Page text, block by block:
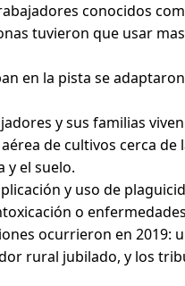
conocidos
tuvieron que usar
en la pista se
y sus familias
de cultivos cerca
y el suelo.
y uso de
o
ocurrieron en
rural jubilado, y los